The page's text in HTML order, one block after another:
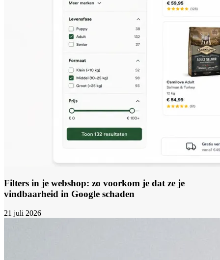
Filters in je webshop: zo voorkom je dat ze je
vindbaarheid in Google schaden
21 juli 2026